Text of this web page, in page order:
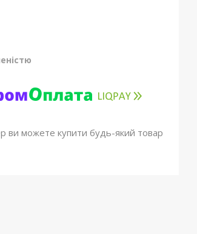
ви можете купити будь-який товар